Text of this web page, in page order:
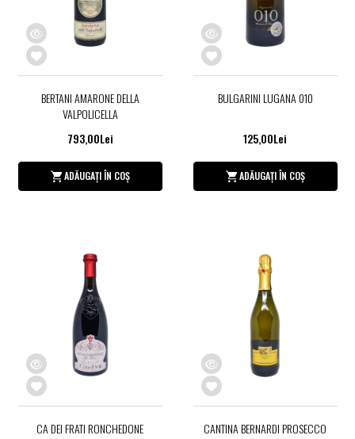
BERTANI AMARONE DELLA
VALPOLICELLA
793,00Lei
ADĂUGAȚI ÎN COȘ
BULGARINI LUGANA 010
125,00Lei
ADĂUGAȚI ÎN COȘ
CA DEI FRATI RONCHEDONE
CANTINA BERNARDI PROSECCO